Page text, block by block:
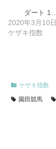
ダート 1…
2020年3月10日
ケザキ指数
ケザキ指数
園田競馬